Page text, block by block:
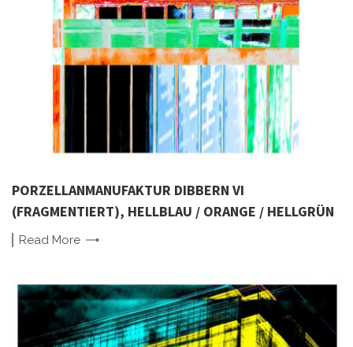
PORZELLANMANUFAKTUR DIBBERN VI
(FRAGMENTIERT), HELLBLAU / ORANGE / HELLGRÜN
Read More